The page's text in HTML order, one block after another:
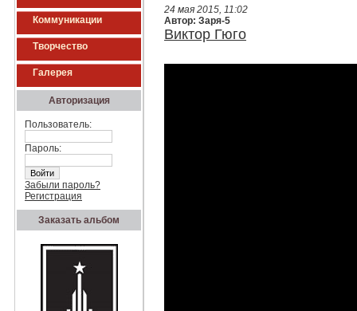
Коммуникации
Творчество
Галерея
Авторизация
Пользователь:
Пароль:
Забыли пароль?
Регистрация
Заказать альбом
24 мая 2015, 11:02
Автор: Заря-5
Виктор Гюго